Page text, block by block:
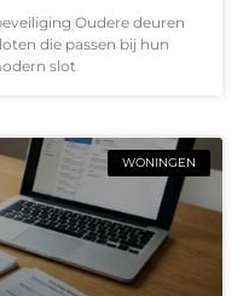
Oudere deuren
die passen bij hun
slot
WONINGEN